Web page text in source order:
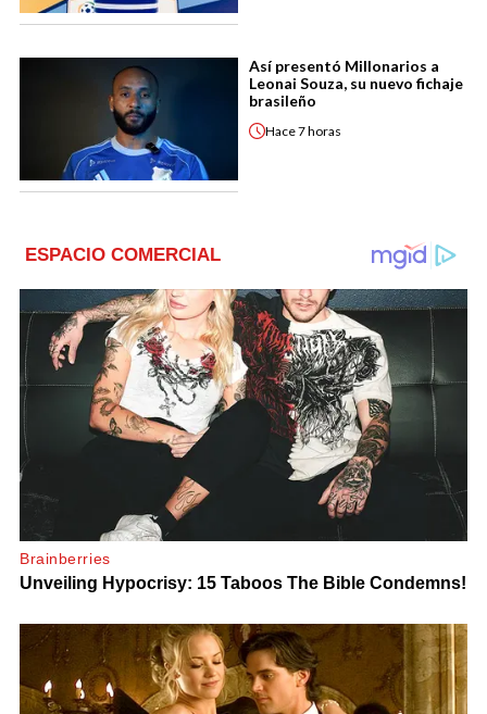
Así presentó Millonarios a
Leonai Souza, su nuevo fichaje
brasileño
Hace7 horas